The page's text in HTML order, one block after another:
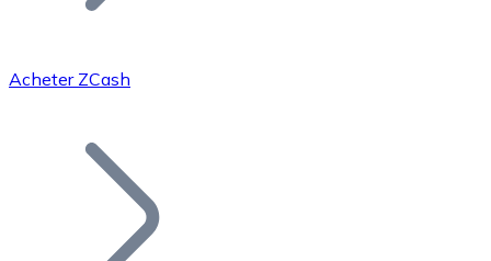
Bitcoin
Acheter ZCash